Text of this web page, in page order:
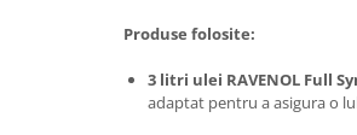
Produse folosite:
3 litri ulei RAVENOL Full
adaptat pentru a asigura o